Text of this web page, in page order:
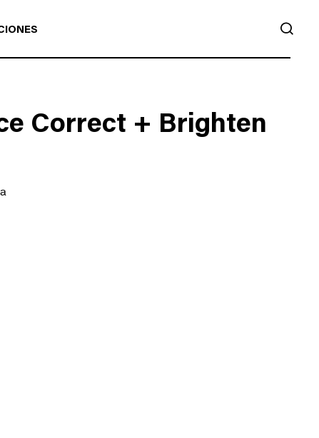
Correct + Brighten